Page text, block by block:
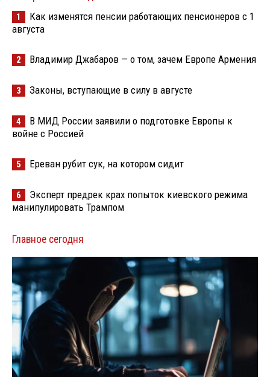
1
Как изменятся пенсии работающих пенсионеров с 1
августа
2 Владимир Джабаров — о том, зачем Европе Армения
3 Законы, вступающие в силу в августе
4
В МИД России заявили о подготовке Европы к
войне с Россией
5 Ереван рубит сук, на котором сидит
6
Эксперт предрек крах попыток киевского режима
манипулировать Трампом
Главное сегодня